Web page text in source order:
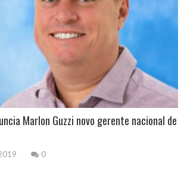
Marlon Guzzi novo gerente nacional de
0